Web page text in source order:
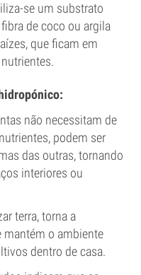
se um substrato
de coco ou argila
que ficam em
não necessitam de
podem ser
das outras, tornando
interiores ou
terra, torna a
mantém o ambiente
dentro de casa.